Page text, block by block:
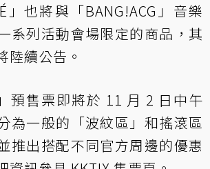
」也將與「BANG!ACG」音樂
系列活動會場限定的商品，其
陸續公告。
」預售票即將於 11 月 2 日中午
為一般的「波紋區」和搖滾區
推出搭配不同官方周邊的優惠